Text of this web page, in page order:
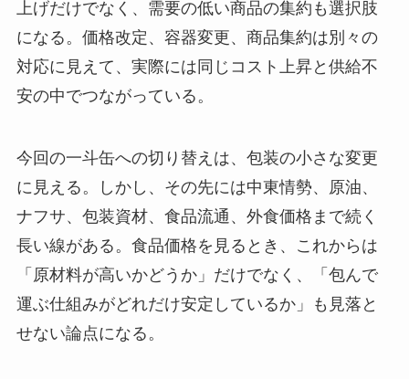
上げだけでなく、需要の低い商品の集約も選択肢
になる。価格改定、容器変更、商品集約は別々の
対応に見えて、実際には同じコスト上昇と供給不
安の中でつながっている。
今回の一斗缶への切り替えは、包装の小さな変更
に見える。しかし、その先には中東情勢、原油、
ナフサ、包装資材、食品流通、外食価格まで続く
長い線がある。食品価格を見るとき、これからは
「原材料が高いかどうか」だけでなく、「包んで
運ぶ仕組みがどれだけ安定しているか」も見落と
せない論点になる。